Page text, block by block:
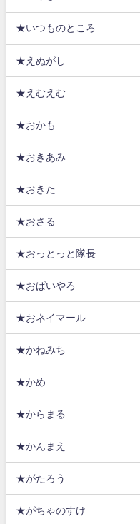
★いつものところ
★えぬがし
★えむえむ
★おかも
★おきあみ
★おきた
★おさる
★おっとっと隊長
★おぱいやろ
★おネイマール
★かねみち
★かめ
★からまる
★かんまえ
★がたろう
★がちゃのすけ